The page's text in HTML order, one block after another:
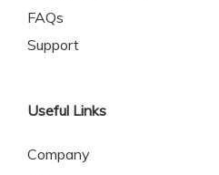
FAQs
Support
Useful Links
Company